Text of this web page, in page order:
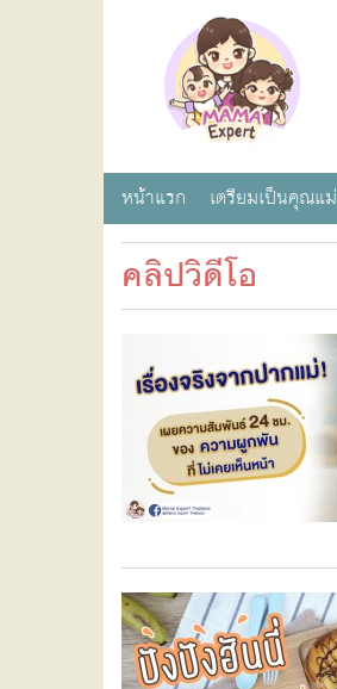
หน้าแรก เตรียมเป็นคุณแม่
คลิปวิดีโอ